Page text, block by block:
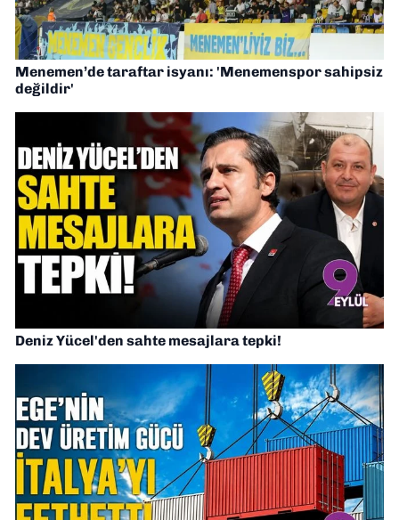
Menemen’de taraftar isyanı: 'Menemenspor sahipsiz
değildir'
Deniz Yücel'den sahte mesajlara tepki!